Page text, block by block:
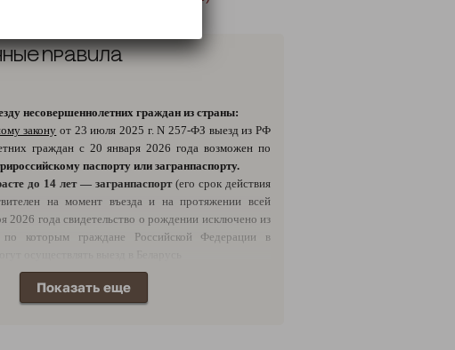
правила
несовершеннолетних граждан из страны:
закону от 23 июля 2025 г. N 257-ФЗ выезд из РФ
граждан с 20 января 2026 года возможен по
паспорту или загранпаспорту.
до 14 лет — загранпаспорт(его срок действия
на момент въезда и на протяжении всей
2026 года свидетельство о рождении исключено из
по которым граждане Российской Федерации в
рождении исключено из числа документов
для выезда и въезда несовершеннолетних из РФ.
агенты, обращаем ваше внимание: с 11 января 2025
Показать еще